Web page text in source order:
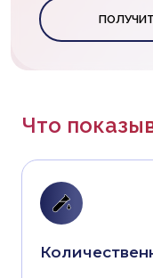
Что